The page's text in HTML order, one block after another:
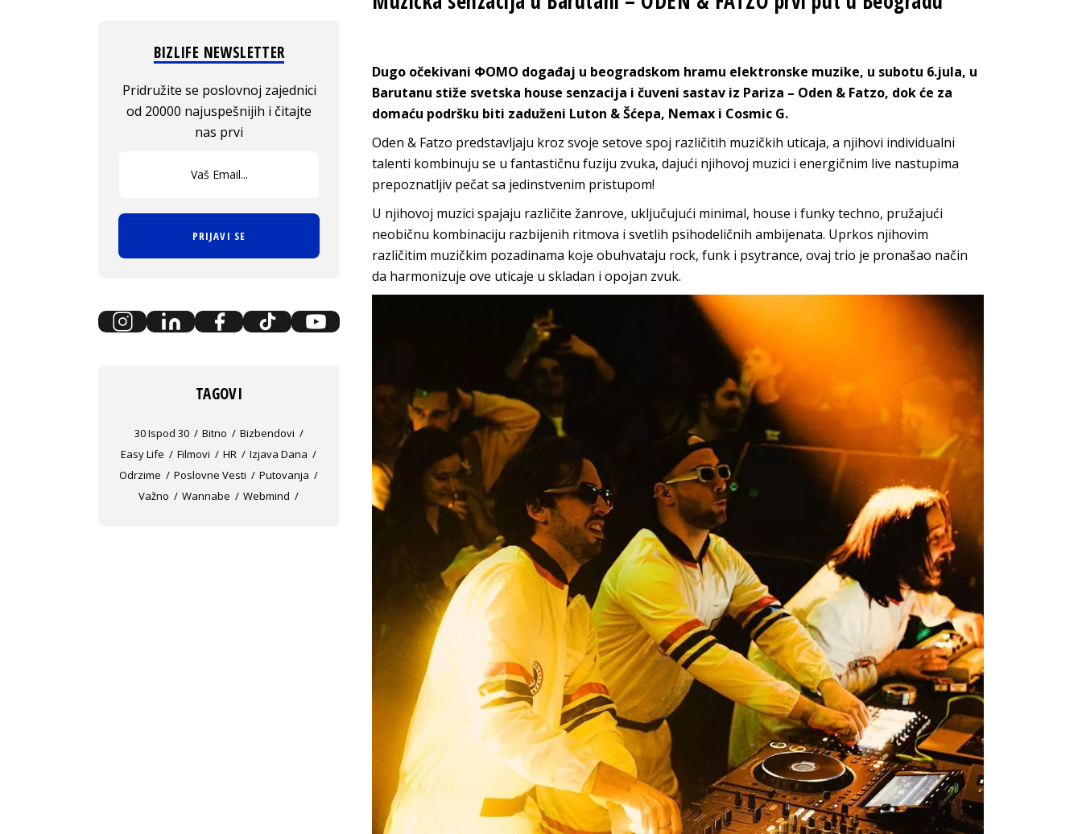
Dugo očekivani ФОМО događaj u beogradskom hramu elektronske muzike, u subotu 6.jula, u
Barutanu stiže svetska house senzacija i čuveni sastav iz Pariza – Oden & Fatzo, dok će za
domaću podršku biti zaduženi Luton & Šćepa, Nemax i Cosmic G.
Oden & Fatzo predstavljaju kroz svoje setove spoj različitih muzičkih uticaja, a njihovi individualni
talenti kombinuju se u fantastičnu fuziju zvuka, dajući njihovoj muzici i energičnim live nastupima
prepoznatljiv pečat sa jedinstvenim pristupom!
U njihovoj muzici spajaju različite žanrove, uključujući minimal, house i funky techno, pružajući
neobičnu kombinaciju razbijenih ritmova i svetlih psihodeličnih ambijenata. Uprkos njihovim
različitim muzičkim pozadinama koje obuhvataju rock, funk i psytrance, ovaj trio je pronašao način
da harmonizuje ove uticaje u skladan i opojan zvuk.
BIZLIFE NEWSLETTER
Pridružite se poslovnoj zajednici
od 20000 najuspešnijih i čitajte
nas prvi
PRIJAVI SE
TAGOVI
30 Ispod 30 Bitno
Bizbendovi
Easy Life
Filmovi HR
Izjava Dana
Odrzime
Poslovne Vesti
Putovanja
Važno
Wannabe Webmind